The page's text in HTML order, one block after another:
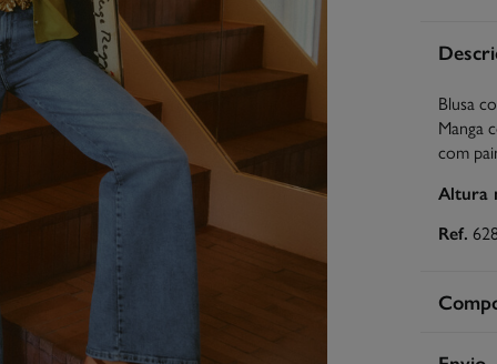
Blusa
Manga
com
Ref.